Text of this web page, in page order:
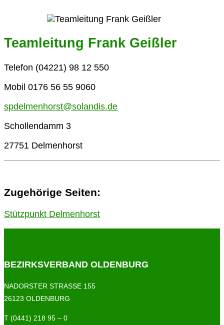
Teamleitung Frank Geißler
Telefon (04221) 98 12 550
Mobil 0176 56 55 9060
spdelmenhorst@solandis.de
Schollendamm 3
27751 Delmenhorst
Zugehörige Seiten:
Stützpunkt Delmenhorst
BEZIRKSVERBAND OLDENBURG
NADORSTER STRASSE 155
26123 OLDENBURG
T (0441) 218 95 – 0